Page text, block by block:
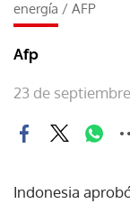
energía / AFP
Afp
23 de
Indonesia